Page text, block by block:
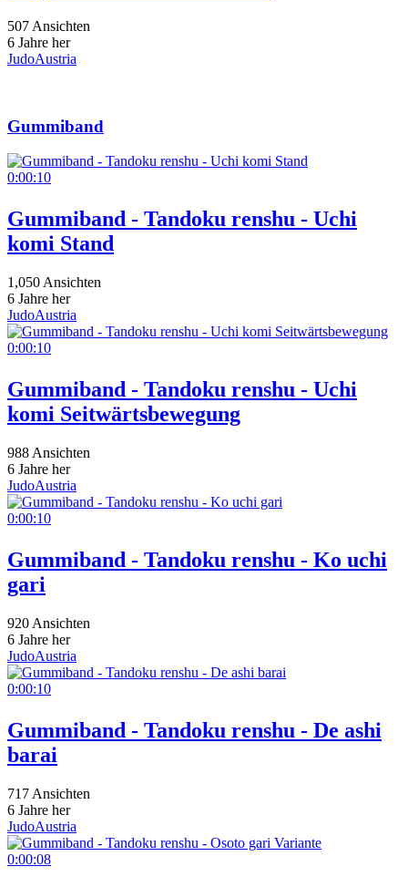
507 Ansichten
6 Jahre her
JudoAustria
Gummiband
0:00:10
Gummiband - Tandoku renshu - Uchi
komi Stand
1,050 Ansichten
6 Jahre her
JudoAustria
0:00:10
Gummiband - Tandoku renshu - Uchi
komi Seitwärtsbewegung
988 Ansichten
6 Jahre her
JudoAustria
0:00:10
Gummiband - Tandoku renshu - Ko uchi
gari
920 Ansichten
6 Jahre her
JudoAustria
0:00:10
Gummiband - Tandoku renshu - De ashi
barai
717 Ansichten
6 Jahre her
JudoAustria
0:00:08